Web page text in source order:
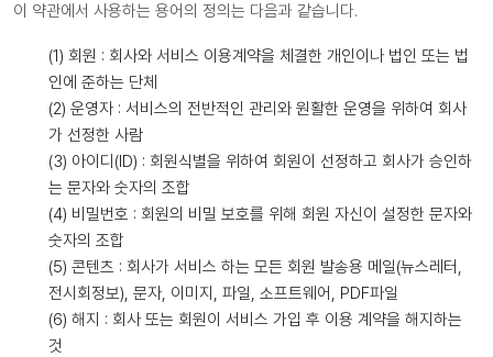
이 약관에서 사용하는 용어의 정의는 다음과 같습니다.
(1) 회원 : 회사와 서비스 이용계약을 체결한 개인이나 법인 또는 법
인에 준하는 단체
(2) 운영자 : 서비스의 전반적인 관리와 원활한 운영을 위하여 회사
가 선정한 사람
(3) 아이디(ID) : 회원식별을 위하여 회원이 선정하고 회사가 승인하
는 문자와 숫자의 조합
(4) 비밀번호 : 회원의 비밀 보호를 위해 회원 자신이 설정한 문자와
숫자의 조합
(5) 콘텐츠 : 회사가 서비스 하는 모든 회원 발송용 메일(뉴스레터,
전시회정보), 문자, 이미지, 파일, 소프트웨어, PDF파일
(6) 해지 : 회사 또는 회원이 서비스 가입 후 이용 계약을 해지하는
것